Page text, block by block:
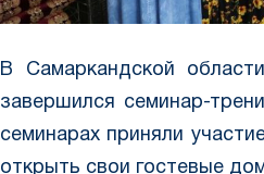
В Самаркандской
завершился семинар-
семинарах приняли
открыть свои гостевые